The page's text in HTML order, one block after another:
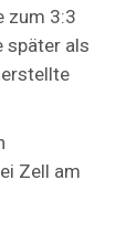
zum 3:3
später als
Zell am